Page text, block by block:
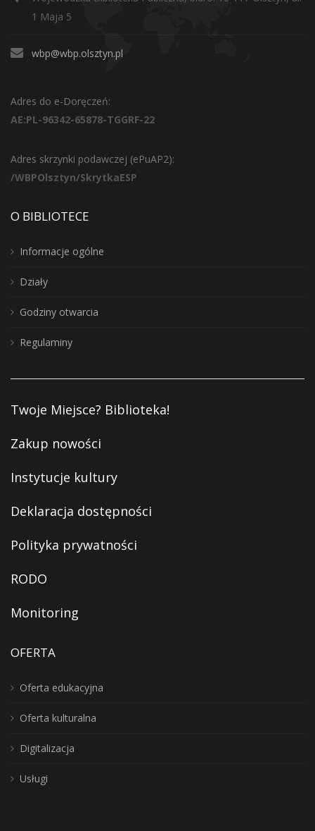
1 Maja 5
wbp@wbp.olsztyn.pl
Adres do e-Doręczeń:
AE:PL-96342-65878-TGGRF-22
Adres skrzynki podawczej (ePuAP2):
/WBPOlsztyn/SkrytkaESP
O BIBLIOTECE
Informacje ogólne
Działy
Godziny otwarcia
Regulaminy
Twoje Miejsce? Biblioteka!
Zakup nowości
Instytucje kultury
Deklaracja dostępności
Polityka prywatności
RODO
Monitoring
OFERTA
Oferta edukacyjna
Oferta kulturalna
Digitalizacja
Usługi